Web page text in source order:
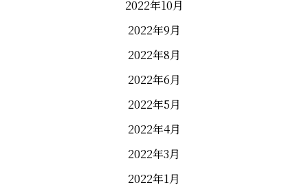
2022年10月
2022年9月
2022年8月
2022年6月
2022年5月
2022年4月
2022年3月
2022年1月